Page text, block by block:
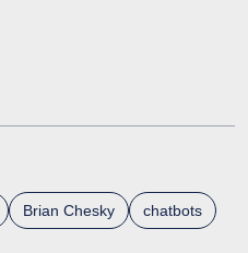
Brian Chesky chatbots